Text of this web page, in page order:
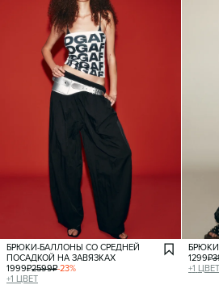
БРЮКИ-БАЛЛОНЫ СО СРЕДНЕЙ
ПОСАДКОЙ НА ЗАВЯЗКАХ
1999₽2599₽-23%
+1 ЦВЕТ
1299₽
+1 ЦВЕТ